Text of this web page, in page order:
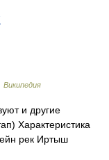
Википедия
и другие
Характеристика
рек Иртыш